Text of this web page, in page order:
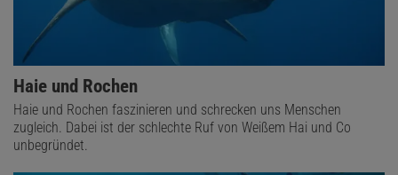
Haie und Rochen
Haie und Rochen faszinieren und schrecken uns Menschen
zugleich. Dabei ist der schlechte Ruf von Weißem Hai und Co
unbegründet.